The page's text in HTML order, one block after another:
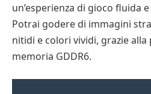
un’esperienza di gioco fluida
Potrai godere di immagini
nitidi e colori vividi, grazie alla
memoria GDDR6.